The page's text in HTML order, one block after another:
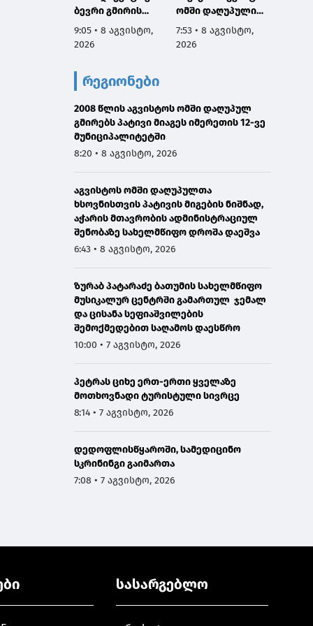
ბევრი გმირის
სახელი და
დაგვაკისრა
არ დავიხიოთ უკან
ჩვენი ქვეყნის
ინტერესებზე
ზრუნვისას და
მშვიდობით
შევძლოთ
9:05 • 8 აგვისტო,
2026
ომში დაღუპული
გმირების ხსოვნას,
მათი პატრიოტიზმი
ყველაფერი
გავაკეთოთ
საქართველოს
აღსადგენად
7:53 • 8 აგვისტო,
2026
რეგიონები
2008 წლის აგვისტოს ომში დაღუპულ
გმირებს პატივი მიაგეს იმერეთის 12-ვე
მუნიციპალიტეტში
8:20 • 8 აგვისტო, 2026
აგვისტოს ომში დაღუპულთა
ხსოვნისთვის პატივის მიგების ნიშნად,
აჭარის მთავრობის ადმინისტრაციულ
შენობაზე სახელმწიფო დროშა დაეშვა
6:43 • 8 აგვისტო, 2026
ზურაბ პატარაძე ბათუმის სახელმწიფო
მუსიკალურ ცენტრში გამართულ ჯემალ
და ცისანა სეფიაშვილების
შემოქმედებით საღამოს დაესწრო
10:00 • 7 აგვისტო, 2026
პეტრას ციხე ერთ-ერთი ყველაზე
მოთხოვნადი ტურისტული სივრცე
8:14 • 7 აგვისტო, 2026
დედოფლისწყაროში, სამედიცინო
სკრინინგი გაიმართა
7:08 • 7 აგვისტო, 2026
სასარგებლო